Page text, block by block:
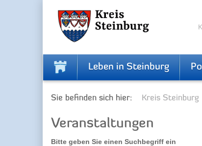
Leben in Steinburg
Sie befinden sich hier: Kreis Steinburg
Veranstaltungen
Bitte geben Sie einen Suchbegriff ein